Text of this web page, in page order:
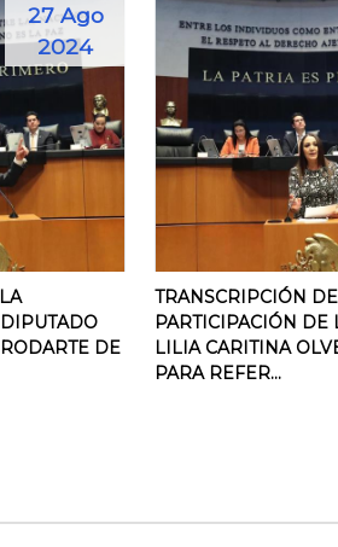
27 Ago
2024
DE
TRANSCRIPCIÓN
PARTICIPACIÓN DE
LILIA CARITINA
PARA REFER...